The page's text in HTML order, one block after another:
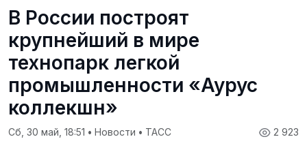
В России построят
крупнейший в мире
технопарк легкой
промышленности «Аурус
коллекшн»
2 923
Сб, 30 май, 18:51 • Новости • ТАСС